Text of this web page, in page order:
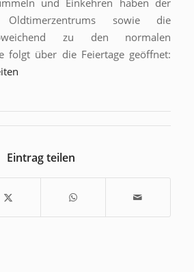
und Einkehren haben der
sowie die
zu den normalen
folgt über die Feiertage geöffnet:
Eintrag teilen